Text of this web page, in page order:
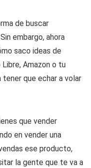
de buscar
embargo, ahora
saco ideas de
Amazon o tu
tener que echar a volar
que vender
en vender una
ese producto,
la gente que te va a